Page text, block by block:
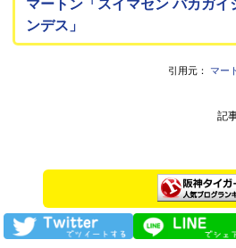
ンデス」
引用元： マー
記